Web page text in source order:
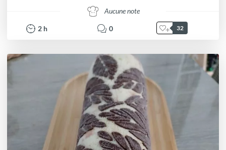
Aucune note
2 h 0 32